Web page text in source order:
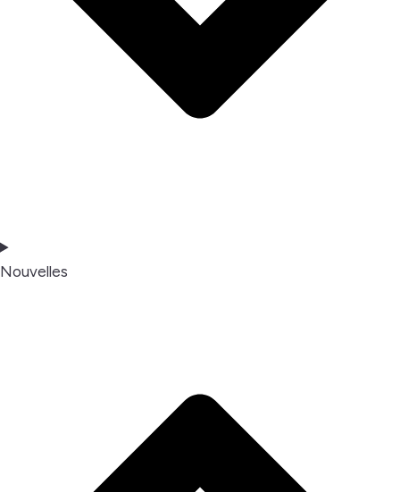
Nouvelles